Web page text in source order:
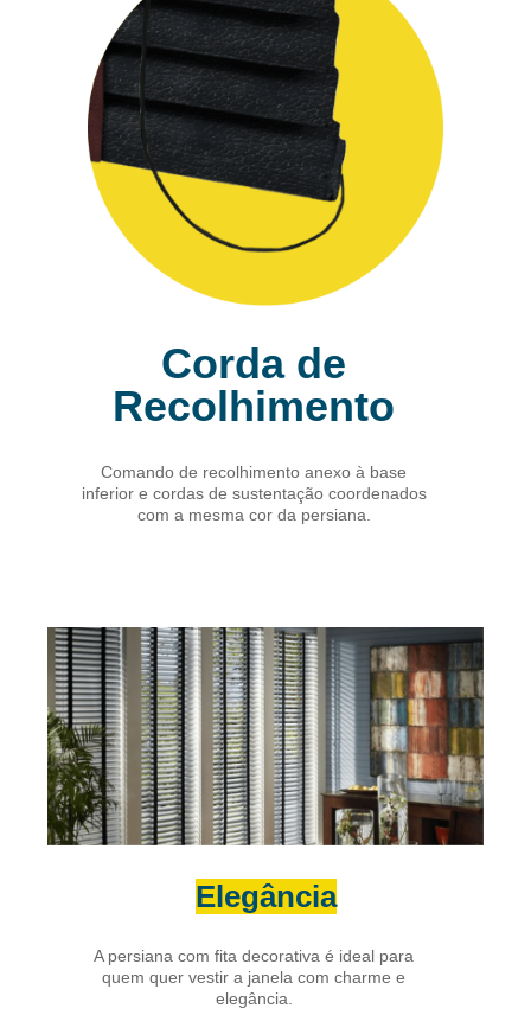
Corda de
Recolhimento
Comando de recolhimento anexo à base
inferior e cordas de sustentação coordenados
com a mesma cor da persiana.
Elegância
A persiana com fita decorativa é ideal para
quem quer vestir a janela com charme e
elegância.